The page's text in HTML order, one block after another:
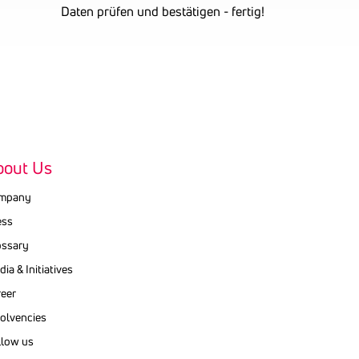
Daten prüfen und bestätigen - fertig!
Us
& Initiatives
us